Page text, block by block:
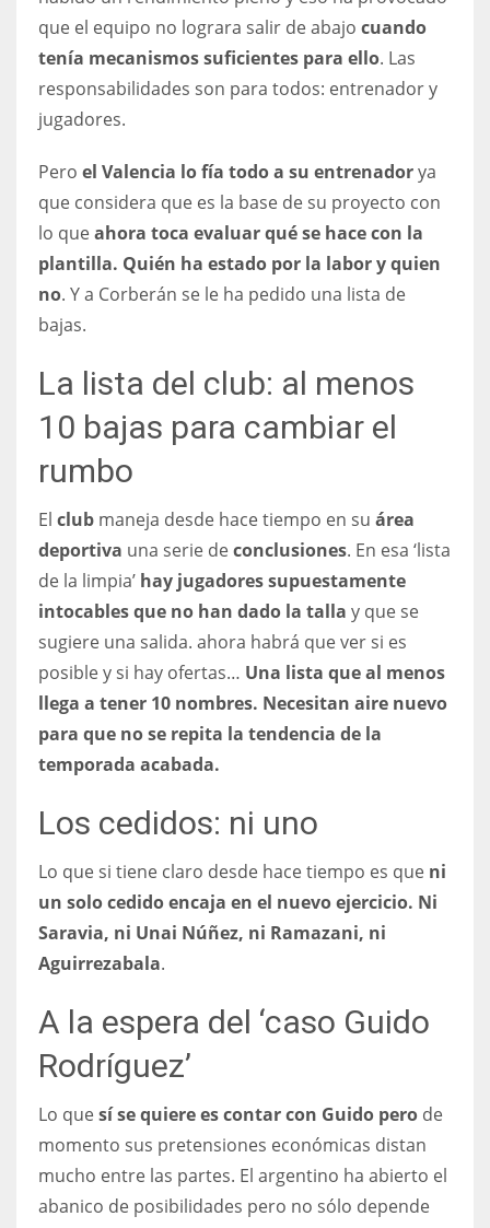
que el equipo no lograra salir de abajo cuando
tenía mecanismos suficientes para ello. Las
responsabilidades son para todos: entrenador y
jugadores.
Pero el Valencia lo fía todo a su entrenadorya
que considera que es la base de su proyecto con
lo queahora toca evaluar qué se hace con la
plantilla. Quién ha estado por la labor y quien
no. Y a Corberán se le ha pedido una lista de
bajas.
La lista del club: al menos
10 bajas para cambiar el
rumbo
El club maneja desde hace tiempo en su área
deportiva una serie deconclusiones. En esa ‘lista
de la limpia’ hay jugadores supuestamente
intocables que no han dado la talla y que se
sugiere una salida. ahora habrá que ver si es
posible y si hay ofertas… Una lista que al menos
llega a tener 10 nombres. Necesitan aire nuevo
para que no se repita la tendencia de la
temporada acabada.
Los cedidos: ni uno
Lo que si tiene claro desde hace tiempo es que ni
un solo cedido encaja en el nuevo ejercicio. Ni
Saravia, ni Unai Núñez, ni Ramazani, ni
Aguirrezabala.
A la espera del ‘caso Guido
Rodríguez’
Lo quesí se quiere es contar con Guido pero de
momento sus pretensiones económicas distan
mucho entre las partes. El argentino ha abierto el
abanico de posibilidades pero no sólo depende